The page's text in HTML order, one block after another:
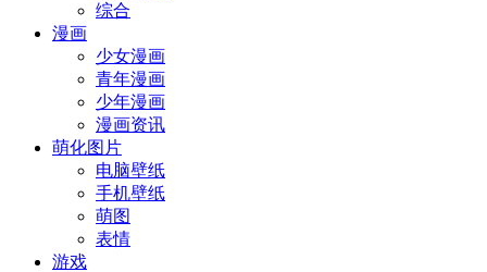
综合
漫画
少女漫画
青年漫画
少年漫画
漫画资讯
萌化图片
电脑壁纸
手机壁纸
萌图
表情
游戏